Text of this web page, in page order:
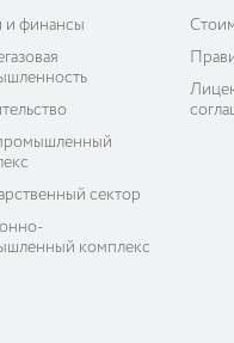
и финансы
сектор
комплекс